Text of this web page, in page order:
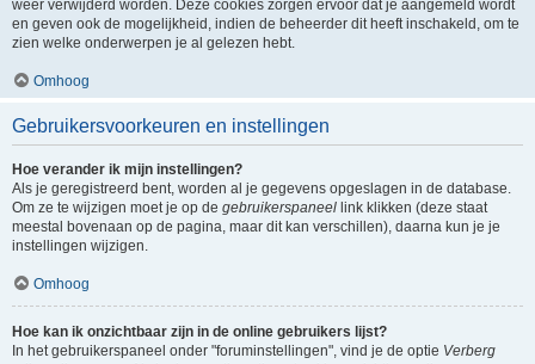
weer verwijderd worden. Deze cookies zorgen ervoor dat je aangemeld wordt
en geven ook de mogelijkheid, indien de beheerder dit heeft inschakeld, om te
zien welke onderwerpen je al gelezen hebt.
Omhoog
Gebruikersvoorkeuren en instellingen
Hoe verander ik mijn instellingen?
Als je geregistreerd bent, worden al je gegevens opgeslagen in de database.
Om ze te wijzigen moet je op de gebruikerspaneel link klikken (deze staat
meestal bovenaan op de pagina, maar dit kan verschillen), daarna kun je je
instellingen wijzigen.
Omhoog
Hoe kan ik onzichtbaar zijn in de online gebruikers lijst?
In het gebruikerspaneel onder "foruminstellingen", vind je de optie Verberg